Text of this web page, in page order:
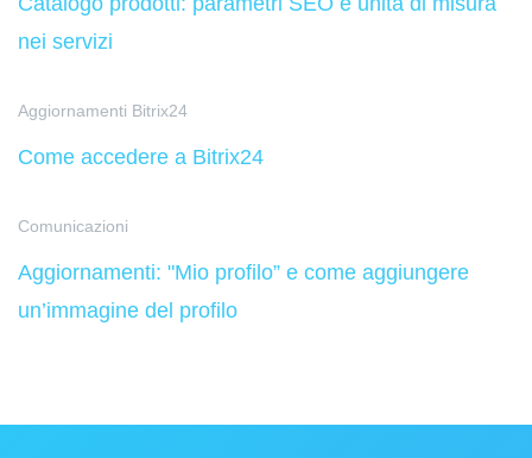
nei servizi
Aggiornamenti Bitrix24
Come accedere a Bitrix24
Comunicazioni
Aggiornamenti: "Mio profilo” e come aggiungere
un’immagine del profilo